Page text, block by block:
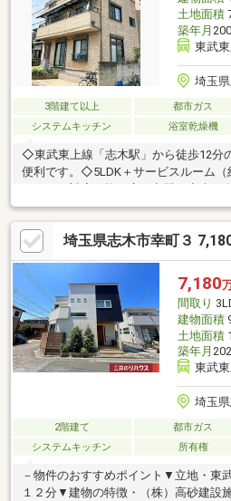
土地面積
築年月
東武
埼玉
3階建て以上 都市ガス
システムキッチン
浴室乾燥機
◇東武東上線「志木駅」から徒歩12分
便利です。◇5LDK＋サービスルーム（
ークにも対応可能な広々空間。◇南西
く快適な住まいです。◇浴室乾燥機付
心。◇各居室に収納スペースを完備。
います。◇トイレは2箇所あり、忙し
まで徒歩10分以内で、毎日の買い物も
などございましたら、お気軽にお問い
埼玉県志木市幸町３
7,180
間取り
建物面積
土地面積
築年月
東武
埼玉
2階建て 都市ガス
システムキッチン
所有権
－物件のおすすめポイント▼立地・
１２分▼建物の特徴・（株）高砂建設